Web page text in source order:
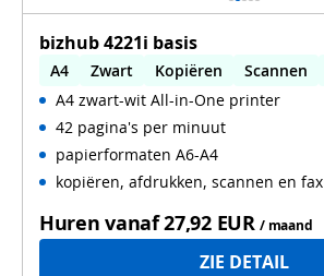
bizhub 4221i basis
A4 Zwart Kopiëren Scannen
Automatisch dubbelzijdig printen
Automatisch dubbelzijdig scannen
A4 zwart-wit All-in-One printer
42 pagina's per minuut
papierformaten A6-A4
kopiëren, afdrukken, scannen en fax
Huren vanaf27,92 EUR / maand
ZIE DETAIL